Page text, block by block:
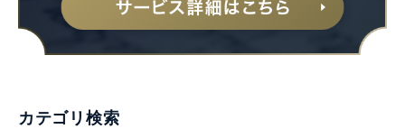
カテゴリ検索